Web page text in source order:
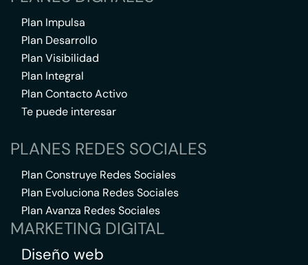
Plan Impulsa
Plan Desarrollo
Plan Visibilidad
Plan Integral
Plan Contacto Activo
Te puede interesar
PLANES REDES SOCIALES
Plan Construye Redes Sociales
Plan Evoluciona Redes Sociales
Plan Avanza Redes Sociales
MARKETING DIGITAL
Diseño web